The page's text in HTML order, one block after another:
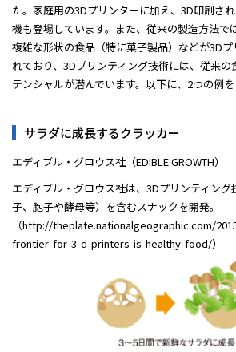
た。家庭用の3Dプリンターに加え、3D印刷さ
機も登場しています。また、従来の製造方法で
複雑な形状の食品（特に菓子製品）などが3D
れており、3Dプリンティング技術には、従来
テンシャルが潜んでいます。以下に、2つの例を
サラダに成長するクラッカー
エディブル・グロウス社（EDIBLE GROWTH）
エディブル・グロウス社は、3Dプリンティン
子、胞子や酵母等）を含むスナックを開発。
（http://theplate.nationalgeographic.com/
frontier-for-3-d-printers-is-healthy-food/）